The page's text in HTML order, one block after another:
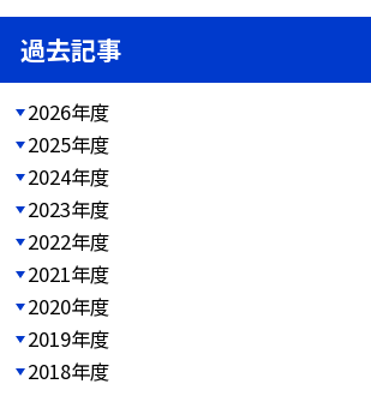
過去記事
2026年度
2025年度
2024年度
2023年度
2022年度
2021年度
2020年度
2019年度
2018年度